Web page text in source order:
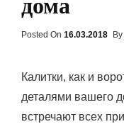
дома
Posted On Posted
16.03.2018 By
Калитки, как и
деталями вашего
встречают всех